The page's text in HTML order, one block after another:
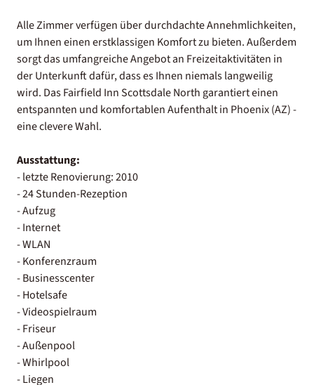
Alle Zimmer verfügen über durchdachte Annehmlichkeiten,
um Ihnen einen erstklassigen Komfort zu bieten. Außerdem
sorgt das umfangreiche Angebot an Freizeitaktivitäten in
der Unterkunft dafür, dass es Ihnen niemals langweilig
wird. Das Fairfield Inn Scottsdale North garantiert einen
entspannten und komfortablen Aufenthalt in Phoenix (AZ) -
eine clevere Wahl.
Ausstattung:
- letzte Renovierung: 2010
- 24 Stunden-Rezeption
- Aufzug
- Internet
- WLAN
- Konferenzraum
- Businesscenter
- Hotelsafe
- Videospielraum
- Friseur
- Außenpool
- Whirlpool
- Liegen